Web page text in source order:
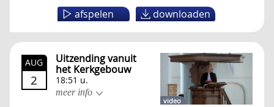
afspelen downloaden
video
AUG
2
Uitzending vanuit
het Kerkgebouw
18:51 u.
meer info